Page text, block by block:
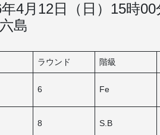
年4月12日（日）15時
島
ラウンド 階級
6 Fe
8 S.B